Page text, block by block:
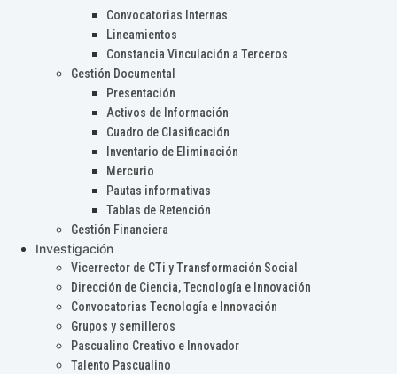
Convocatorias Internas
Lineamientos
Constancia Vinculación a Terceros
Gestión Documental
Presentación
Activos de Información
Cuadro de Clasificación
Inventario de Eliminación
Mercurio
Pautas informativas
Tablas de Retención
Gestión Financiera
Investigación
Vicerrector de CTi y Transformación Social
Dirección de Ciencia, Tecnología e Innovación
Convocatorias Tecnología e Innovación
Grupos y semilleros
Pascualino Creativo e Innovador
Talento Pascualino